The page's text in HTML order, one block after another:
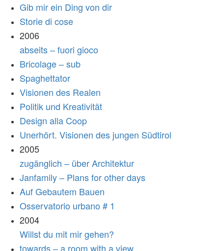
Gib mir ein Ding von dir
Storie di cose
2006
abseits – fuori gioco
Bricolage – sub
Spaghettator
Visionen des Realen
Politik und Kreativität
Design alla Coop
Unerhört. Visionen des jungen Südtirol
2005
zugänglich – über Architektur
Janfamily – Plans for other days
Auf Gebautem Bauen
Osservatorio urbano # 1
2004
Willst du mit mir gehen?
towards – a room with a view